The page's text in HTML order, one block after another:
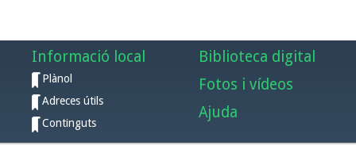
Informació local
Plànol
Adreces útils
Continguts
Biblioteca digital
Fotos i vídeos
Ajuda